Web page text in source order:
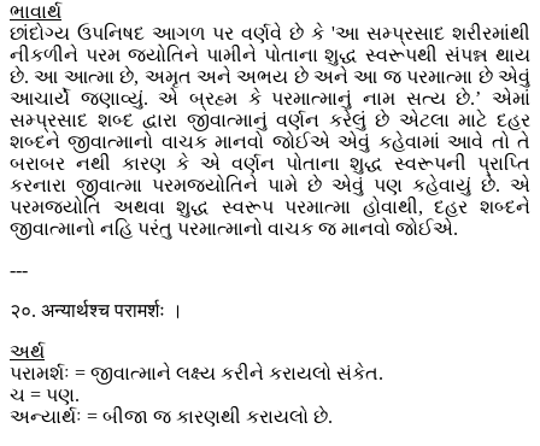
ભાવાર્થ
છાંદોગ્ય ઉપનિષદ આગળ પર વર્ણવે છે કે 'આ સમ્પ્રસાદ શરીરમાંથી
નીકળીને પરમ જ્યોતિને પામીને પોતાના શુદ્ધ સ્વરૂપથી સંપન્ન થાય
છે. આ આત્મા છે, અમૃત અને અભય છે અને આ જ પરમાત્મા છે એવું
આચાર્યે જણાવ્યું. એ બ્રહ્મ કે પરમાત્માનું નામ સત્ય છે.’ એમાં
સમ્પ્રસાદ શબ્દ દ્વારા જીવાત્માનું વર્ણન કરેલું છે એટલા માટે દહર
શબ્દને જીવાત્માનો વાચક માનવો જોઈએ એવું કહેવામાં આવે તો તે
બરાબર નથી કારણ કે એ વર્ણન પોતાના શુદ્ધ સ્વરૂપની પ્રાપ્તિ
કરનારા જીવાત્મા પરમજ્યોતિને પામે છે એવું પણ કહેવાયું છે. એ
પરમજ્યોતિ અથવા શુદ્ધ સ્વરૂપ પરમાત્મા હોવાથી, દહર શબ્દને
જીવાત્માનો નહિ પરંતુ પરમાત્માનો વાચક જ માનવો જોઈએ.
---
२०. अन्यार्थश्च परामर्शः ।
અર્થ
પરામર્શઃ = જીવાત્માને લક્ષ્ય કરીને કરાયલો સંકેત.
ચ = પણ.
અન્યાર્થઃ = બીજા જ કારણથી કરાયલો છે.